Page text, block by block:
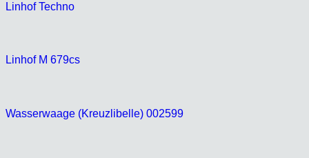
Linhof Techno
Linhof M 679cs
Wasserwaage (Kreuzlibelle) 002599